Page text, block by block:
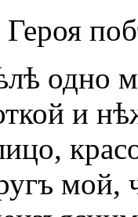
одно
и
мой,